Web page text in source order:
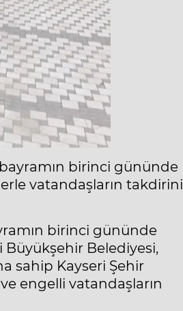
birinci gününde
vatandaşların takdirini
birinci gününde
Belediyesi,
sahip Kayseri Şehir
engelli vatandaşların